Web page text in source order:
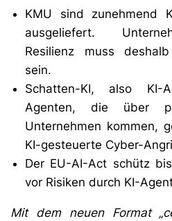
KMU sind zunehmend
ausgeliefert.
Resilienz muss
sein.
Schatten-KI, also KI-
Agenten, die über
Unternehmen kommen,
KI-gesteuerte Cyber-
Der EU-AI-Act schütz
vor Risiken durch KI-
Mit dem neuen Format